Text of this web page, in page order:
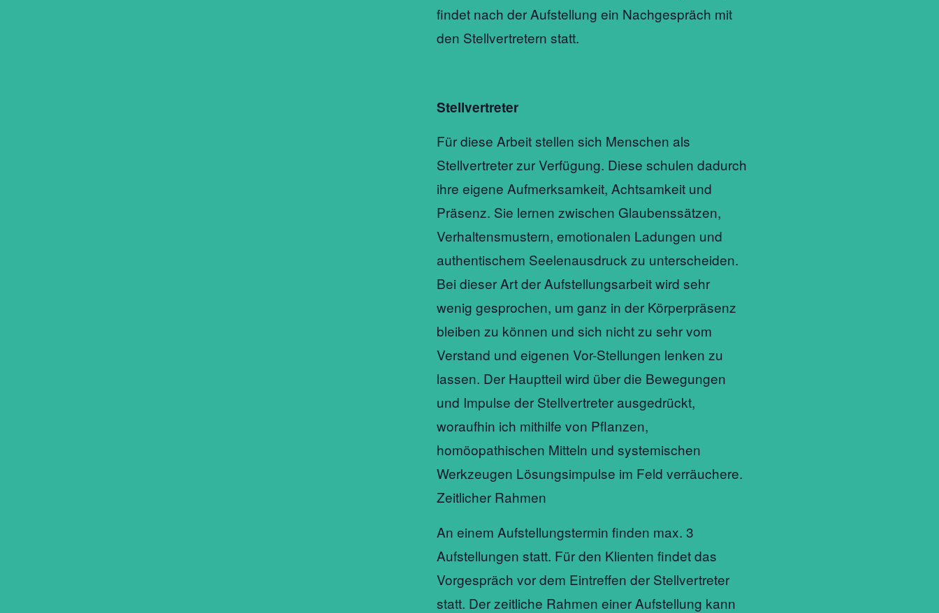
findet nach der Aufstellung ein Nachgespräch mit
den Stellvertretern statt.
Stellvertreter
Für diese Arbeit stellen sich Menschen als
Stellvertreter zur Verfügung. Diese schulen dadurch
ihre eigene Aufmerksamkeit, Achtsamkeit und
Präsenz. Sie lernen zwischen Glaubenssätzen,
Verhaltensmustern, emotionalen Ladungen und
authentischem Seelenausdruck zu unterscheiden.
Bei dieser Art der Aufstellungsarbeit wird sehr
wenig gesprochen, um ganz in der Körperpräsenz
bleiben zu können und sich nicht zu sehr vom
Verstand und eigenen Vor-Stellungen lenken zu
lassen. Der Hauptteil wird über die Bewegungen
und Impulse der Stellvertreter ausgedrückt,
woraufhin ich mithilfe von Pflanzen,
homöopathischen Mitteln und systemischen
Werkzeugen Lösungsimpulse im Feld verräuchere.
Zeitlicher Rahmen
An einem Aufstellungstermin finden max. 3
Aufstellungen statt. Für den Klienten findet das
Vorgespräch vor dem Eintreffen der Stellvertreter
statt. Der zeitliche Rahmen einer Aufstellung kann